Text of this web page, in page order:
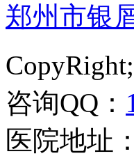
郑州市银
咨询QQ：
医院地址